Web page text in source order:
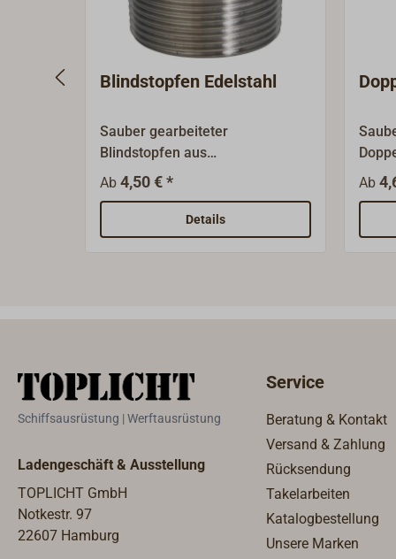
Blindstopfen Edelstahl
Sauber gearbeiteter
Blindstopfen aus
Edelstahl.Edelstahl A4, Werkstoff
1.4401 = AISI 316). Die
angegebene Gewindegröße in
BSP ist die Nenngröße und
Ab 4,50 € *
Details
BSP
Ab
Schiffsausrüstung | Werftausrüstung
Ladengeschäft & Ausstellung
TOPLICHT GmbH
Notkestr. 97
22607 Hamburg
Service
Beratung & Kontakt
Versand & Zahlung
Rücksendung
Takelarbeiten
Katalogbestellung
Unsere Marken